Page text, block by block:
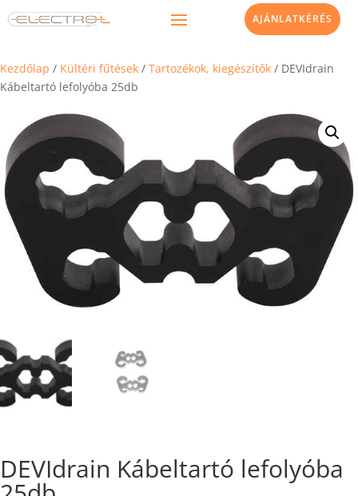
AJÁNLATKÉRÉS
Kezdőlap / Kültéri fűtések / Tartozékok, kiegészítők / DEVIdrain
Kábeltartó lefolyóba 25db
DEVIdrain Kábeltartó lefolyóba